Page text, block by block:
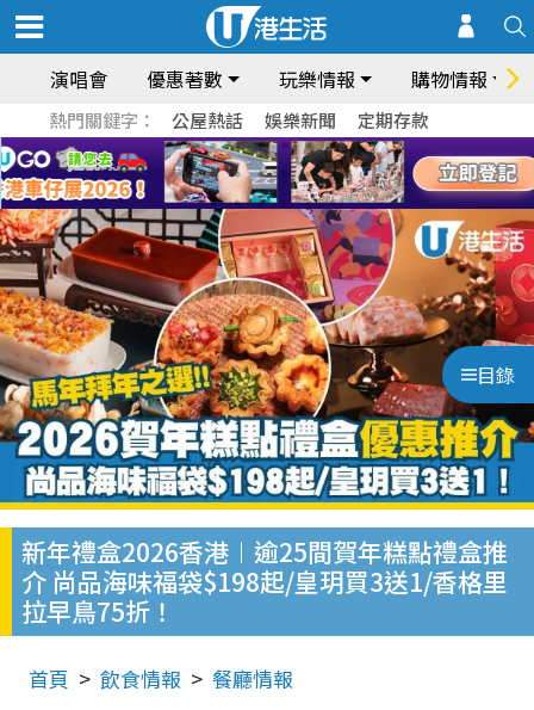
演唱會 優惠著數 玩樂情報 購物情報
熱門關鍵字： 公屋熱話 娛樂新聞 定期存款
目錄
新年禮盒2026香港︱逾25間賀年糕點禮盒推
介 尚品海味福袋$198起/皇玥買3送1/香格里
拉早鳥75折！
首頁 飲食情報 餐廳情報